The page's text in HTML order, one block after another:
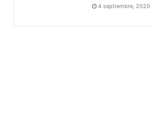
4 septiembre, 2020